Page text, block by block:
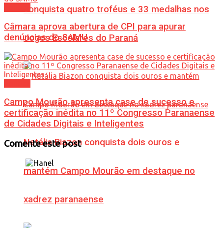
conquista quatro troféus e 33 medalhas nos
Jogos Escolares do Paraná
Natália Biazon conquista dois ouros e
mantém Campo Mourão em destaque no
xadrez paranaense
Câmara aprova abertura de CPI para apurar
denúncias do SAMU
Campo Mourão apresenta case de sucesso e
certificação inédita no 11º Congresso Paranaense
de Cidades Digitais e Inteligentes
Comente este post